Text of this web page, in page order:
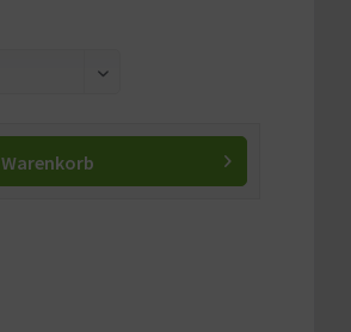
Warenkorb